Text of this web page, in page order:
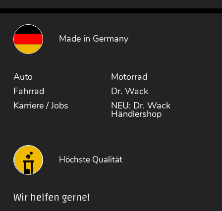
Made in Germany
Auto
Motorrad
Fahrrad
Dr. Wack
Karriere / Jobs
NEU: Dr. Wack
Händlershop
Höchste Qualität
Wir helfen gerne!